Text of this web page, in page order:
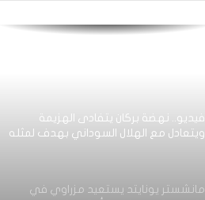
فيديو.. نهضة بركان يتفادى الهزيمة
ويتعادل مع الهلال السوداني بهدف لمثله
مانشستر يونايتد يستعيد مزراوي في